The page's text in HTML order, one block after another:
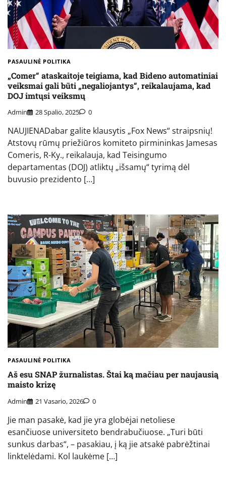
PASAULINĖ POLITIKA
„Comer“ ataskaitoje teigiama, kad Bideno automatiniai
veiksmai gali būti „negaliojantys“, reikalaujama, kad
DOJ imtųsi veiksmų
Admin 28 Spalio, 2025 0
NAUJIENADabar galite klausytis „Fox News“ straipsnių!
Atstovų rūmų priežiūros komiteto pirmininkas Jamesas
Comeris, R-Ky., reikalauja, kad Teisingumo
departamentas (DOJ) atliktų „išsamų“ tyrimą dėl
buvusio prezidento […]
PASAULINĖ POLITIKA
Aš esu SNAP žurnalistas. Štai ką mačiau per naujausią
maisto krizę
Admin 21 Vasario, 2026 0
Jie man pasakė, kad jie yra globėjai netoliese
esančiuose universiteto bendrabučiuose. „Turi būti
sunkus darbas“, – pasakiau, į ką jie atsakė pabrėžtinai
linktelėdami. Kol laukėme […]